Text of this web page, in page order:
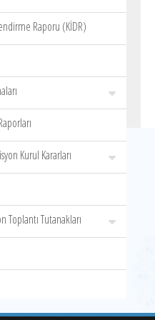
Raporu (KİDR)
Kurul Kararları
Toplantı Tutanakları